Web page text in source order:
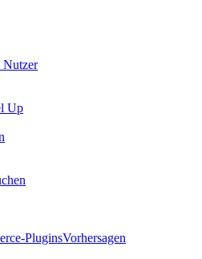
Nutzer
Up
PluginsVorhersagen